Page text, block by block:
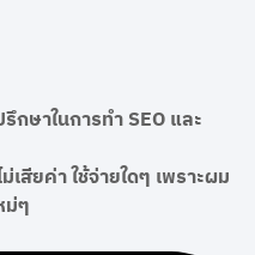
ษาในการทำ SEO และ
สียค่า ใช้จ่ายใดๆ เพราะผม
ม่ๆ